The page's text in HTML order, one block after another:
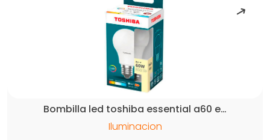
Bombilla led toshiba essential a60 e…
Iluminacion